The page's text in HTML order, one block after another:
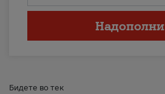
Надополни
Бидете во тек